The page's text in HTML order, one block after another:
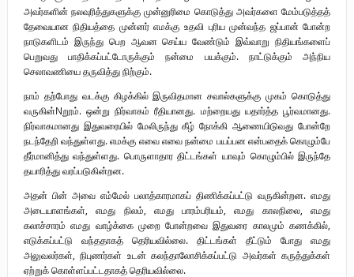
அவர்களின் நலவுரித்துகளுக்கு முன்னுரிமை கொடுத்து அவர்களை மேம்படுத்தத்
தேவையான நிதியத்தை முன்னர் எமக்கு உதவி புரிய முன்வந்த ஜப்பான் போன்ற
நாடுகளிடம் இருந்து பெற ஆவன செய்ய வேண்டும் இவ்வாறு நிதியங்களைப்
பெறுவது பாதிக்கப்பட்டோருக்கும் நன்மை பயக்கும். நாட்டுக்கும் அந்நிய
செலாவணியை தருவித்து நிற்கும்.
நாம் தற்போது வடக்கு கிழக்கில் இருவிதமான சவால்களுக்கு முகம் கொடுத்து
வருகின்Nறூம். ஒன்று நிர்வாகம் ரீதியானது. மற்றையது யதார்த்த பூர்வமானது.
நிர்வாகமானது இதுவரையில் மேலிருந்து கீழ் நோக்கி ஆணையிடுவது போன்றே
நடந்தேறி வந்துள்ளது. எமக்கு எவை எவை நன்மை பயப்பன என்பதைக் கொழும்பே
தீர்மானித்து வந்துள்ளது. பொருளாதார திட்டங்கள் யாவும் கொழும்பில் இருந்தே
தயாரித்து வரப்படுகின்றன.
அதன் பின் அவை எம்மேல் பலாத்காரமாகப் திணிக்கப்பட்டு வருகின்றன. எமது
அடையாளங்கள், எமது நிலம், எமது பாரம்பரியம், எமது காலநிலை, எமது
கலாச்சாரம் எமது வாழ்க்கை முறை போன்றவை இதுவரை காலமும் கணக்கில்,
எடுக்கப்பட்டு வந்ததாகத் தெரியவில்லை. திட்டங்கள் தீட்டும் போது எமது
அலுவலர்கள், நிபுணர்கள் உடன் கலந்தாலோசிக்கப்பட்டு அவர்கள் கருத்துக்கள்
ஏற்றுக் கொள்ளப்பட்டதாகத் தெரியவில்லை.